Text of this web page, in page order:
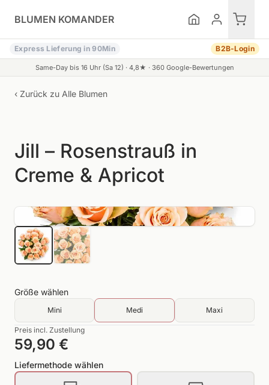
BLUMEN KOMANDER
Express Lieferung in 90Min B2B-Login
Same-Day bis 16 Uhr (Sa 12) · 4,8★ · 360Google-Bewertungen
‹ Zurück zu Alle Blumen
Jill – Rosenstrauß in
Creme & Apricot
Größe wählen
Mini Medi Maxi
Preis incl. Zustellung
59,90 €
Liefermethode wählen